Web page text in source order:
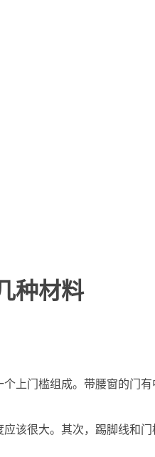
种材料
个上门槛组成。带腰窗的门
该很大。其次，踢脚线和